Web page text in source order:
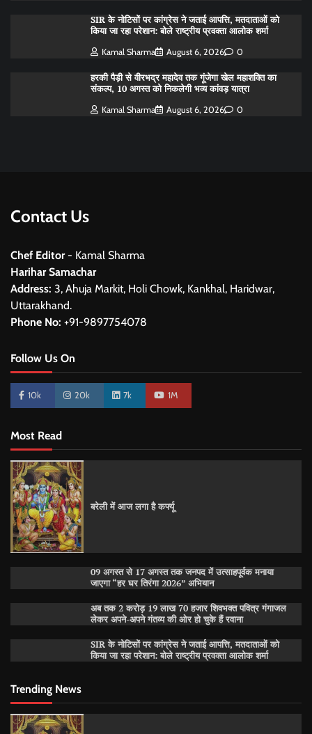
SIR के नोटिसों पर कांग्रेस ने जताई आपत्ति, मतदाताओं को
किया जा रहा परेशान: बोले राष्ट्रीय प्रवक्ता आलोक शर्मा
Kamal Sharma August 6, 2026 0
हरकी पैड़ी से वीरभद्र महादेव तक गूंजेगा खेल महाशक्ति का
संकल्प, 10 अगस्त को निकलेगी भव्य कांवड़ यात्रा
Kamal Sharma August 6, 2026 0
Contact Us
Chef Editor- Kamal Sharma
Harihar Samachar
Address: 3, Ahuja Markit, Holi Chowk, Kankhal, Haridwar,
Uttarakhand.
Phone No: +91-9897754078
Follow Us On
10k 20k 7k 1M
Most Read
बरेली में आज लगा है कर्फ्यू
09 अगस्त से 17 अगस्त तक जनपद में उत्साहपूर्वक मनाया
जाएगा “हर घर तिरंगा 2026” अभियान
अब तक 2 करोड़ 19 लाख 70 हजार शिवभक्त पवित्र गंगाजल
लेकर अपने-अपने गंतव्य की ओर हो चुके हैं रवाना
SIR के नोटिसों पर कांग्रेस ने जताई आपत्ति, मतदाताओं को
किया जा रहा परेशान: बोले राष्ट्रीय प्रवक्ता आलोक शर्मा
Trending News